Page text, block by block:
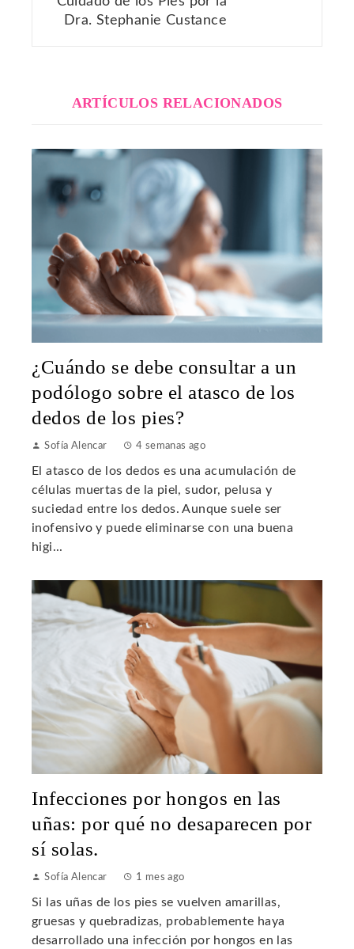
Dra. Stephanie Custance
ARTÍCULOS RELACIONADOS
¿Cuándo se debe consultar a un
podólogo sobre el atasco de los
dedos de los pies?
Sofía Alencar 4 semanas ago
El atasco de los dedos es una acumulación de
células muertas de la piel, sudor, pelusa y
suciedad entre los dedos. Aunque suele ser
inofensivo y puede eliminarse con una buena
higi...
Infecciones por hongos en las
uñas: por qué no desaparecen por
sí solas.
Sofía Alencar 1 mes ago
Si las uñas de los pies se vuelven amarillas,
gruesas y quebradizas, probablemente haya
desarrollado una infección por hongos en las